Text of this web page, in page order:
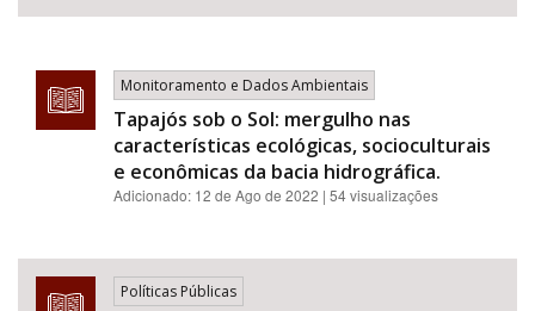
Monitoramento e Dados Ambientais
Tapajós sob o Sol: mergulho nas
características ecológicas, socioculturais
e econômicas da bacia hidrográfica.
Adicionado: 12 de Ago de 2022 | 54 visualizações
Políticas Públicas